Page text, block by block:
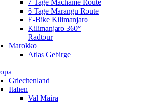
7 Tage Machame Route
6 Tage Marangu Route
E-Bike Kilimanjaro
Kilimanjaro 360°
Radtour
Marokko
Atlas Gebirge
Griechenland
Italien
Val Maira